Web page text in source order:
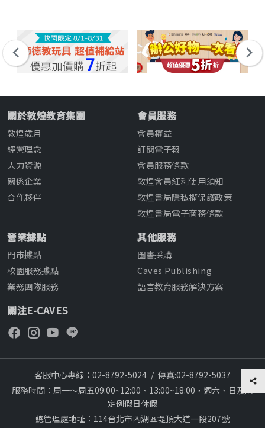
關於敦煌教育集團
敦煌歲月
經營理念
人力資源
關係企業
合作夥伴
會員服務
會員權益
訂閱電子報
會員服務條款
敦煌會員紅利使用須知
敦煌書局隱私權保護政策
敦煌書局電子商務條款
營業據點
門市據點
校園服務據點
業務團隊服務
其他服務
圖書採購
Caves Publishing
語言教育服務解決方案
關注E-CAVES
客服中心專線：02-8792-5024 / 傳真:02-8792-5037
服務時間：周一～周五09:00~12:00、13:00~18:00，週六、日及國
定例假日休假
總管理處地址：114台北市內湖區堤頂大道一段207號